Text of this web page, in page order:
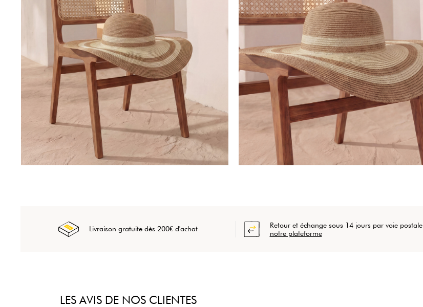
Livraison gratuite dès 200€ d'achat Retour et échange sous 14 jours par voie postale
notre plateforme
LES AVIS DE NOS CLIENTES